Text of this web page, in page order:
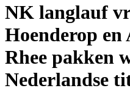
NK langlauf
Hoenderop en
Rhee pakken
Nederlandse